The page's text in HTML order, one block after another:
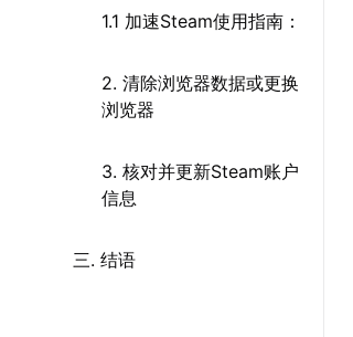
1.1 加速Steam使用指南：
2. 清除浏览器数据或更换
浏览器
3. 核对并更新Steam账户
信息
三. 结语